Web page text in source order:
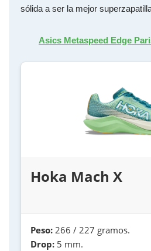
sólida a ser la mejor
Asics Metaspeed Edge
Hoka Mach X
Peso: 266 / 227 gramos.
Drop: 5 mm.